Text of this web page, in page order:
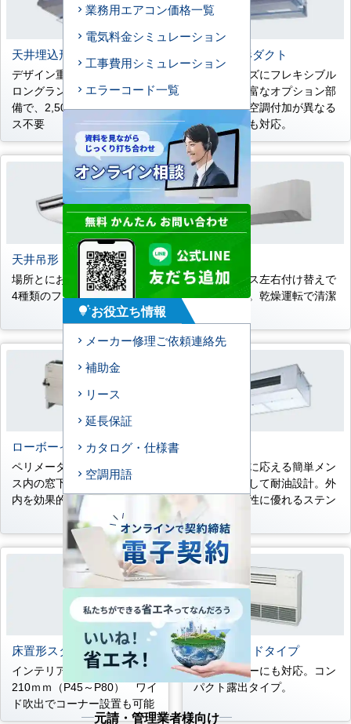
天井埋込形ビルトイン
デザイン重視のオフィスに。
ロングランフィルター標準装
備で、2,500時間メンテナン
ス不要
天井埋込形ダクト
多彩なニーズにフレキシブル
に対応。豊富なオプション部
品も準備。空調付加が異なる
変形空間にも対応。
天井吊形
場所とにおいに応じて選べる
4種類のフィルターを準備。
壁掛形
ドレンホース左右付け替えで
き簡単施工。乾燥運転で清潔
ローボーイ埋込タイプ
ペリメーター空調用。オフィ
ス内の窓下などに設置し、室
内を効果的に空調。
プロユースに応える簡単メン
テナンスそして耐油設計。外
装材は耐久性に優れるステン
レス。
床置形スタンドタイプ
インテリアフィットの奥行き
210ｍｍ（P45～P80） ワイ
ド吹出でコーナー設置も可能
床置形サイドタイプ
ペリメーターにも対応。コン
パクト露出タイプ。
業務用エアコン価格一覧
電気料金シミュレーション
工事費用シミュレーション
エラーコード一覧
tips_and_updatesお役立ち情報
メーカー修理ご依頼連絡先
補助金
リース
延長保証
カタログ・仕様書
空調用語
元請・管理業者様向け